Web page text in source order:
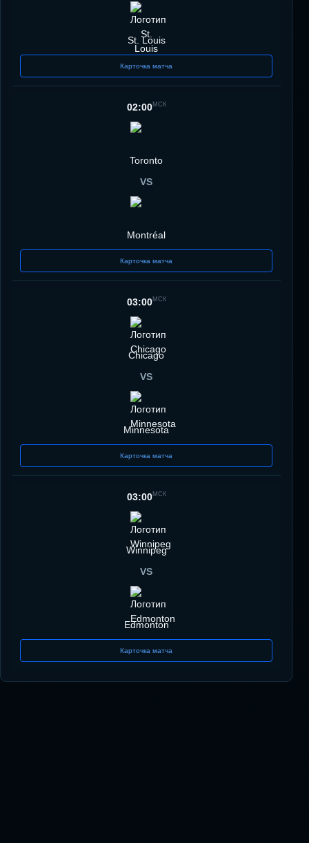
St. Louis
Карточка матча
02:00МСК
Toronto
VS
Montréal
Карточка матча
03:00МСК
Chicago
VS
Minnesota
Карточка матча
03:00МСК
Winnipeg
VS
Edmonton
Карточка матча